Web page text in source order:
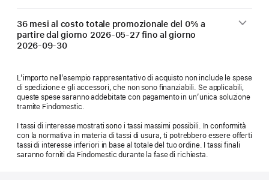
36 mesi al costo totale promozionale del 0% a
partire dal giorno 2026-05-27fino al giorno
2026-09-30
L’importo nell’esempio rappresentativo di acquisto non include le spese
di spedizione e gli accessori, che non sono finanziabili. Se applicabili,
queste spese saranno addebitate con pagamento in un’unica soluzione
tramite Findomestic.
I tassi di interesse mostrati sono i tassi massimi possibili. In conformità
con la normativa in materia di tassi di usura, ti potrebbero essere offerti
tassi di interesse inferiori in base al totale del tuo ordine. I tassi finali
saranno forniti da Findomestic durante la fase di richiesta.